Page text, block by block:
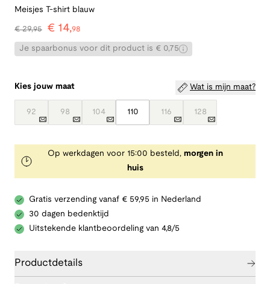
Meisjes T-shirt blauw
€29,95 € 14,98
Je spaarbonus voor dit product is € 0,75
Kies jouw maat Wat is mijn maat?
92 98 104 110 116 128
Op werkdagen voor 15:00 besteld, morgen in
huis
Gratis verzending vanaf € 59,95 in Nederland
30 dagen bedenktijd
Uitstekende klantbeoordeling van 4,8/5
Productdetails